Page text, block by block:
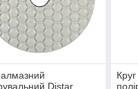
алмазний
Distar